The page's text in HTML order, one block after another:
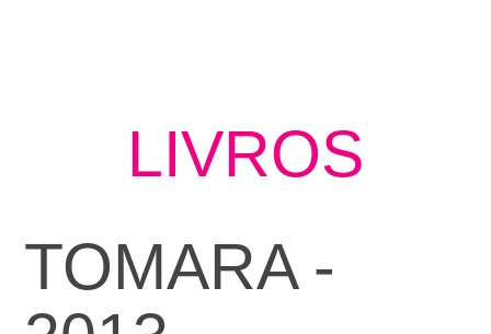
LIVROS
TOMARA -